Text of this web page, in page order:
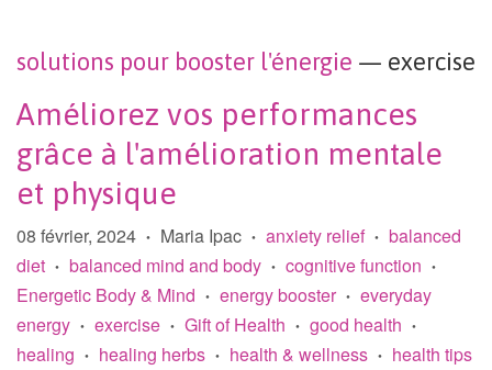
solutions pour booster l'énergie — exercise
Améliorez vos performances
grâce à l'amélioration mentale
et physique
08 février, 2024 • Maria Ipac • anxiety relief • balanced
diet • balanced mind and body • cognitive function •
Energetic Body & Mind • energy booster • everyday
energy • exercise • Gift of Health • good health •
healing • healing herbs • health & wellness • health tips